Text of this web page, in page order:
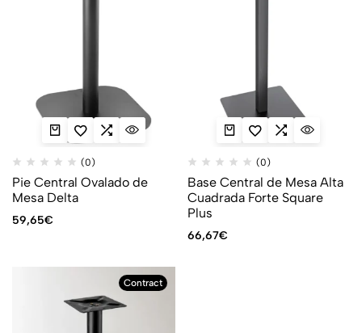
(0)
Pie Central Ovalado de
Mesa Delta
59,65€
(0)
Base Central de Mesa Alta
Cuadrada Forte Square
Plus
66,67€
Contract